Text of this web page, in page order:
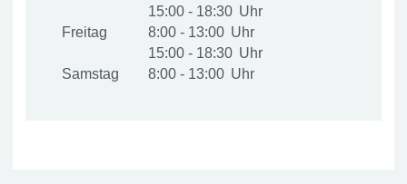
15:00 - 18:30
Freitag
8:00 - 13:00
15:00 - 18:30
Samstag
8:00 - 13:00